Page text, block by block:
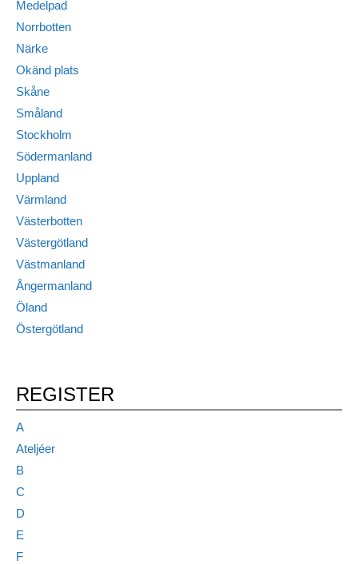
Medelpad
Norrbotten
Närke
Okänd plats
Skåne
Småland
Stockholm
Södermanland
Uppland
Värmland
Västerbotten
Västergötland
Västmanland
Ångermanland
Öland
Östergötland
REGISTER
A
Ateljéer
B
C
D
E
F